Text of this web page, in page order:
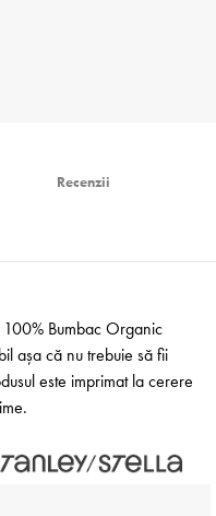
Recenzii
Bumbac Organic
așa că nu trebuie să fii
este imprimat la cerere